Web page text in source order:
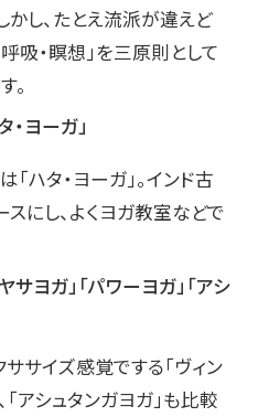
かし、たとえ流派が違えど
吸・瞑想」を三原則として
。
ヨーガ」
ハタ・ヨーガ」。インド古
にし、よくヨガ教室などで
ヨガ」「パワーヨガ」「アシ
サイズ感覚でする「ヴィン
「アシュタンガヨガ」も比較